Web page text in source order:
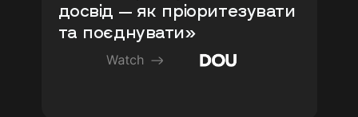
досвід — як пріоритезувати
та поєднувати»